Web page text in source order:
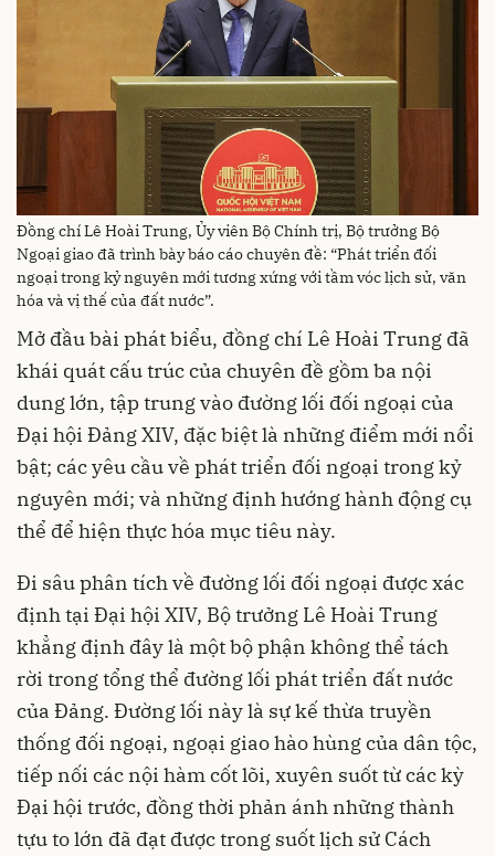
Đồng chí Lê Hoài Trung, Ủy viên Bộ Chính trị, Bộ trưởng Bộ
Ngoại giao đã trình bày báo cáo chuyên đề: “Phát triển đối
ngoại trong kỷ nguyên mới tương xứng với tầm vóc lịch sử, văn
hóa và vị thế của đất nước”.
Mở đầu bài phát biểu, đồng chí Lê Hoài Trung đã
khái quát cấu trúc của chuyên đề gồm ba nội
dung lớn, tập trung vào đường lối đối ngoại của
Đại hội Đảng XIV, đặc biệt là những điểm mới nổi
bật; các yêu cầu về phát triển đối ngoại trong kỷ
nguyên mới; và những định hướng hành động cụ
thể để hiện thực hóa mục tiêu này.
Đi sâu phân tích về đường lối đối ngoại được xác
định tại Đại hội XIV, Bộ trưởng Lê Hoài Trung
khẳng định đây là một bộ phận không thể tách
rời trong tổng thể đường lối phát triển đất nước
của Đảng. Đường lối này là sự kế thừa truyền
thống đối ngoại, ngoại giao hào hùng của dân tộc,
tiếp nối các nội hàm cốt lõi, xuyên suốt từ các kỳ
Đại hội trước, đồng thời phản ánh những thành
tựu to lớn đã đạt được trong suốt lịch sử Cách